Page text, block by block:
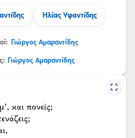
Ηλίας Υφαντίδης
Γιώργος Αμαραντίδης
Γιώργος Αμαραντίδης
και πονείς;